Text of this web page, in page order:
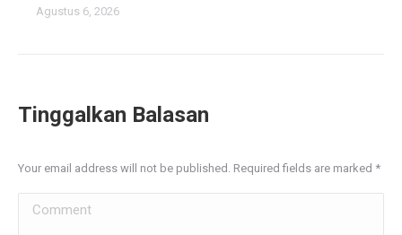
Agustus 6, 2026
Tinggalkan Balasan
Your email address will not be published. Required fields are marked *
Comment